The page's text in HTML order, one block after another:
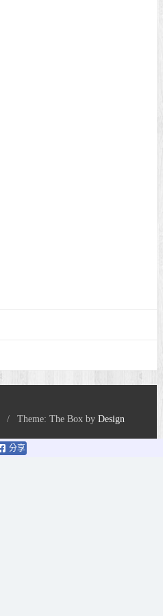
分享
/ Theme: The Box byDesign